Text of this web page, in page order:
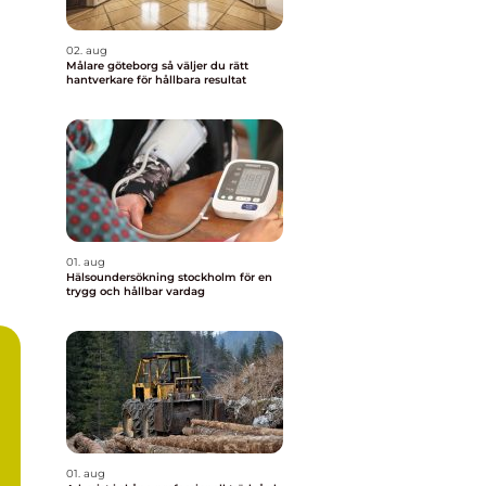
02. aug
Målare göteborg så väljer du rätt
hantverkare för hållbara resultat
01. aug
Hälsoundersökning stockholm för en
trygg och hållbar vardag
01. aug